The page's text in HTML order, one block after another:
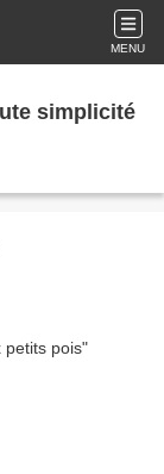
MENU
simplicité